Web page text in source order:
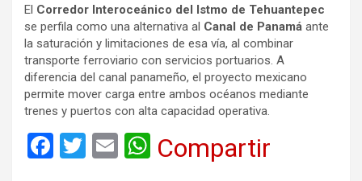
El Corredor Interoceánico del Istmo de Tehuantepec
se perfila como una alternativa al Canal de Panamá ante
la saturación y limitaciones de esa vía, al combinar
transporte ferroviario con servicios portuarios. A
diferencia del canal panameño, el proyecto mexicano
permite mover carga entre ambos océanos mediante
trenes y puertos con alta capacidad operativa.
F
T
E
W
Compartir